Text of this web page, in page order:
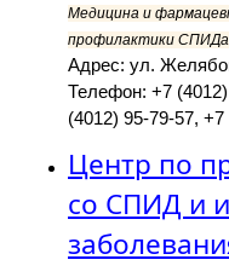
Медицина и
профилактики
Адрес: ул.
Телефон: +7
(4012) 95-79-57,
Центр по
со СПИД и